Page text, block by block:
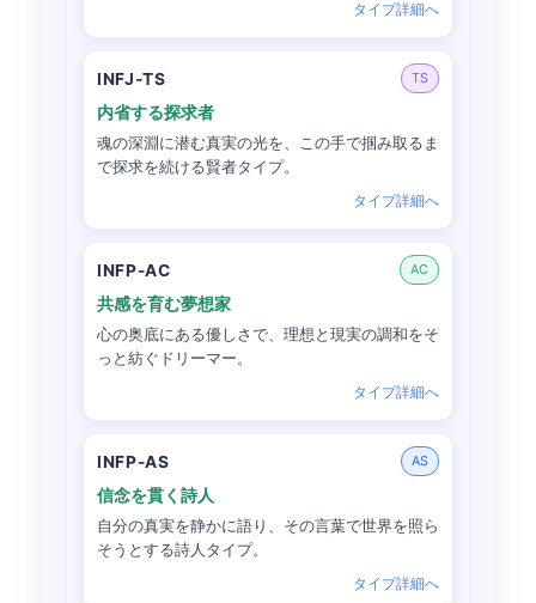
タイプ詳細へ
INFJ-TS TS
内省する探求者
魂の深淵に潜む真実の光を、この手で掴み取るま
で探求を続ける賢者タイプ。
タイプ詳細へ
INFP-AC AC
共感を育む夢想家
心の奥底にある優しさで、理想と現実の調和をそ
っと紡ぐドリーマー。
タイプ詳細へ
INFP-AS AS
信念を貫く詩人
自分の真実を静かに語り、その言葉で世界を照ら
そうとする詩人タイプ。
タイプ詳細へ